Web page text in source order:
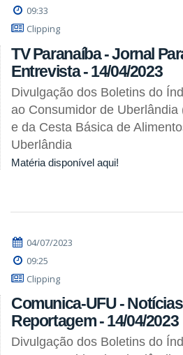
09:33
Clipping
TV Paranaíba - Jornal
Entrevista - 14/04/2023
Divulgação dos Boletins do
ao Consumidor de Uberlândia
e da Cesta Básica de
Uberlândia
Matéria disponível aqui!
04/07/2023
09:25
Clipping
Comunica-UFU -
Reportagem - 14/04/2023
Divulgação dos Boletins do